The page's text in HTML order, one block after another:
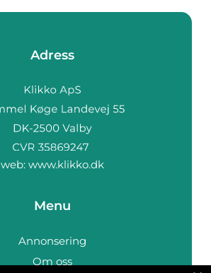
Adress
web: www.klikko.dk
Menu
Annonsering
Om oss